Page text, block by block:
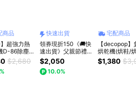
商品
】超強力熱
D-86除塵/
殺菌/紫外
/輕量/高轉
綠、粉、白)
$2,680
快速出貨
領券現折150《🚚快
速出貨》父親節禮
物．獨家折扣【AIFA
艾法科技】i-Ctrl
Pro 替你照顧每個辛
$2,050
10.0%
宅配商品
【decopop】
烘乾機(烘鞋/
被) DP-257-
日禮物 | 交換
$1,380